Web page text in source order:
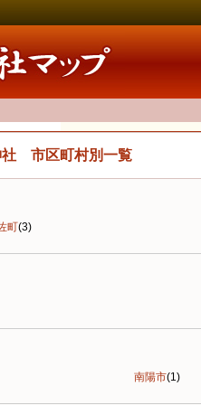
社 市区町村別一覧
町(3)
南陽市(1)